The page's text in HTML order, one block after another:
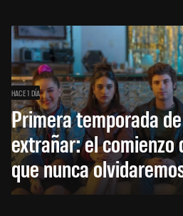
HACE 1 DÍA
Primera temporada
extrañar: el comienzo
que nunca